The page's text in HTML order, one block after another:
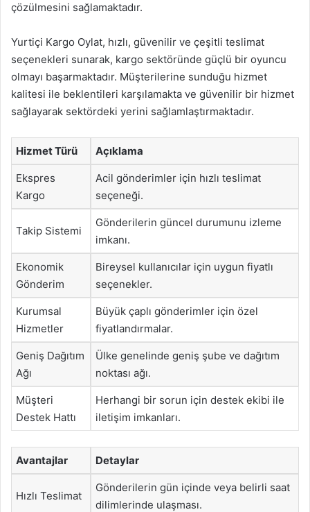
çözülmesini sağlamaktadır.
Yurtiçi Kargo Oylat, hızlı, güvenilir ve çeşitli teslimat
seçenekleri sunarak, kargo sektöründe güçlü bir oyuncu
olmayı başarmaktadır. Müşterilerine sunduğu hizmet
kalitesi ile beklentileri karşılamakta ve güvenilir bir hizmet
sağlayarak sektördeki yerini sağlamlaştırmaktadır.
Hizmet Türü Açıklama
Ekspres
Kargo
Acil gönderimler için hızlı teslimat
seçeneği.
Takip Sistemi
Gönderilerin güncel durumunu izleme
imkanı.
Ekonomik
Gönderim
Bireysel kullanıcılar için uygun fiyatlı
seçenekler.
Kurumsal
Hizmetler
Büyük çaplı gönderimler için özel
fiyatlandırmalar.
Geniş Dağıtım
Ağı
Ülke genelinde geniş şube ve dağıtım
noktası ağı.
Müşteri
Destek Hattı
Herhangi bir sorun için destek ekibi ile
iletişim imkanları.
Avantajlar Detaylar
Hızlı Teslimat
Gönderilerin gün içinde veya belirli saat
dilimlerinde ulaşması.